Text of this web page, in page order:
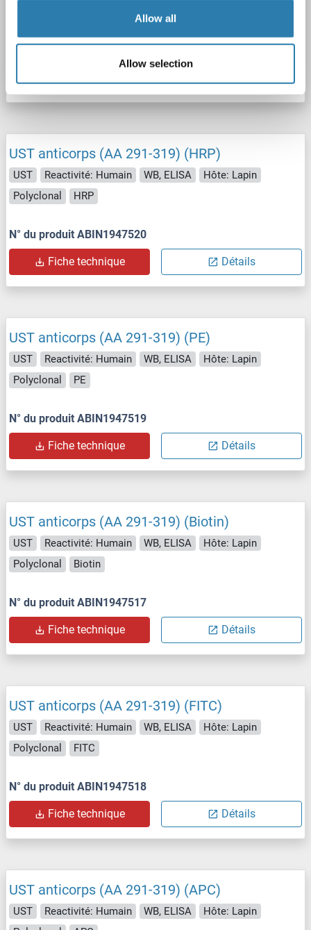
Allow all
Allow selection
N° du produit ABIN2570143
UST anticorps (AA 291-319) (HRP)
UST Reactivité: Humain WB, ELISA
Hôte: Lapin
Polyclonal
HRP
N° du produit ABIN1947520
Fiche technique Détails
UST anticorps (AA 291-319) (PE)
UST Reactivité: Humain WB, ELISA
Hôte: Lapin
Polyclonal
PE
N° du produit ABIN1947519
Fiche technique Détails
UST anticorps (AA 291-319) (Biotin)
UST Reactivité: Humain WB, ELISA
Hôte: Lapin
Polyclonal
Biotin
N° du produit ABIN1947517
Fiche technique Détails
UST anticorps (AA 291-319) (FITC)
UST Reactivité: Humain WB, ELISA
Hôte: Lapin
Polyclonal
FITC
N° du produit ABIN1947518
Fiche technique Détails
UST anticorps (AA 291-319) (APC)
UST Reactivité: Humain WB, ELISA
Hôte: Lapin